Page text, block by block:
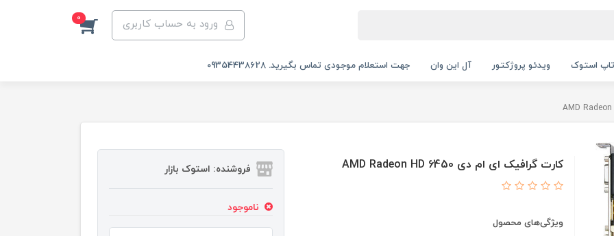
ورود به حساب کاربری 0
استوک ویدئو پروژکتور آل این وان جهت استعلام موجودی تماس بگیرید. 09354438628
کارت گرافیک ای ام دی AMD Radeon HD 6450
ویژگی‌های محصول
فروشنده: استوک بازار
ناموجود